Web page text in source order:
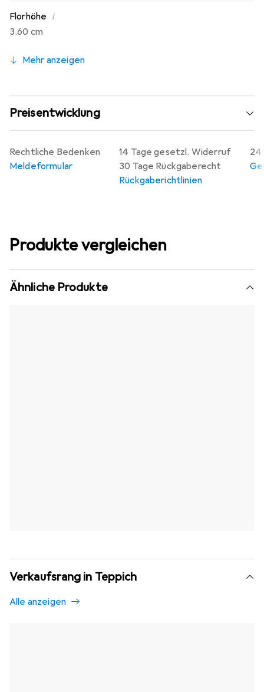
Florhöhe i
3.60 cm
Mehr anzeigen
Preisentwicklung
14 Tage gesetzl. Widerruf
30 Tage Rückgaberecht
Rückgaberichtlinien
24
Rechtliche Bedenken
Meldeformular
Produkte vergleichen
Ähnliche Produkte
Verkaufsrang in Teppich
Alle anzeigen